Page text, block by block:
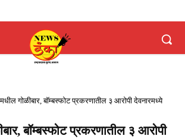
गोळीबार, बॉम्बस्फोट प्रकरणातील ३ आरोपी देवनारमध्ये
बॉम्बस्फोट प्रकरणातील ३ आरोपी